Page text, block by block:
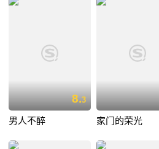
8.3
男人不醉 家门的荣光